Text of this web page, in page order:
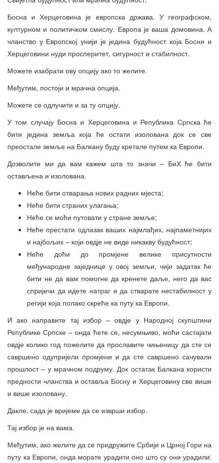
Босна и Херцеговина је европска држава. У географском,
културном и политичком смислу. Европа је ваша домовина. А
чланство у Европској унији је једина будућност која Босни и
Херцеговини нуди просперитет, сигурност и стабилност.
Можете изабрати ову опцију ако то желите.
Међутим, постоји и мрачна опција.
Можете се одлучити и за ту опцију.
У том случају Босна и Херцеговина и Република Српска ће
бити једина земља која ће остати изолована док се све
преостале земље на Балкану буду кретале путем ка Европи.
Дозволите ми да вам кажем шта то значи – БиХ ће бити
остављена и изолована.
Неће бити отварања нових радних мјеста;
Неће бити страних улагања;
Неће се моћи путовати у стране земље;
Неће престати одлазак ваших најмлађих, најпаметнијих
и најбољих – који овдје не виде никакву будућност;
Неће доћи до промјене велике присутности
међународне заједнице у овој земљи, чији задатак ће
бити не да вам помогне да кренете даље, него да вас
спријечи да идете натраг и да стварате нестабилност у
регији која полако скреће ка путу ка Европи.
И ако направите тај избор – овдје у Народној скупштини
Републике Српске – онда ћете се, несумњиво, моћи састајати
овдје колико год пожелите да прославите чињеницу да сте се
савршено одупријели промјени и да сте савршено сачували
прошлост – у мрачном подруму. Док остатак Балкана користи
предности чланства и оставља Босну и Херцеговину све више
и више изоловану.
Дакле, сада је вријеме да се изврши избор.
Тај избор је на вама.
Међутим, ако желите да се придружите Србији и Црној Гори на
путу ка Европи, онда морате урадити оно што су они урадили: